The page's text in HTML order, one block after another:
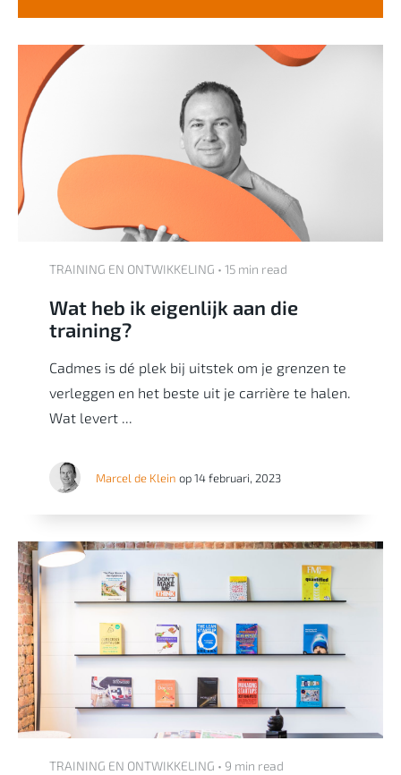
TRAINING EN ONTWIKKELING • 15 min read
Wat heb ik eigenlijk aan die
training?
Cadmes is dé plek bij uitstek om je grenzen te
verleggen en het beste uit je carrière te halen.
Wat levert ...
Marcel de Klein op 14 februari, 2023
TRAINING EN ONTWIKKELING • 9 min read